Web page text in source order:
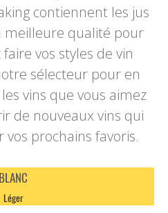
contiennent les jus
meilleure qualité pour
vos styles de vin
sélecteur pour en
vins que vous aimez
de nouveaux vins qui
prochains favoris.
BLANC
Léger